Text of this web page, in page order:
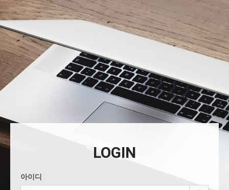
LOGIN
아이디